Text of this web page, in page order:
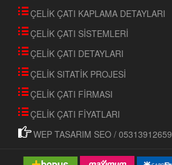
ÇELİK ÇATI KAPLAMA DETAYLARI
ÇELİK ÇATI SİSTEMLERİ
ÇELİK ÇATI DETAYLARI
ÇELİK SITATİK PROJESİ
ÇELİK ÇATI FİRMASI
ÇELİK ÇATI FİYATLARI
WEP TASARIM SEO / 05313912659